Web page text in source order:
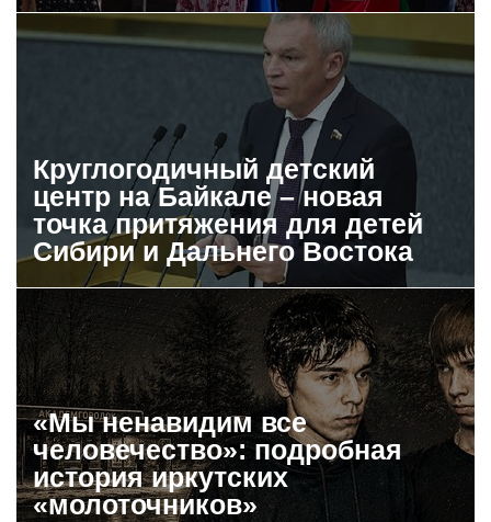
Круглогодичный детский
центр на Байкале – новая
точка притяжения для детей
Сибири и Дальнего Востока
«Мы ненавидим все
человечество»: подробная
история иркутских
«молоточников»